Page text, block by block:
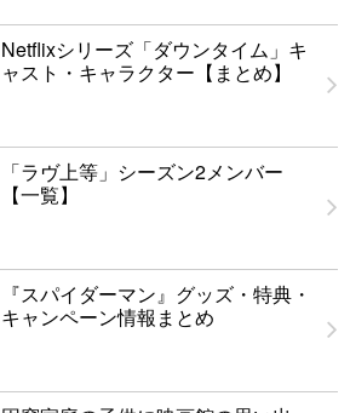
Netflixシリーズ「ダウンタイム」キ
ャスト・キャラクター【まとめ】
「ラヴ上等」シーズン2メンバー
【一覧】
『スパイダーマン』グッズ・特典・
キャンペーン情報まとめ